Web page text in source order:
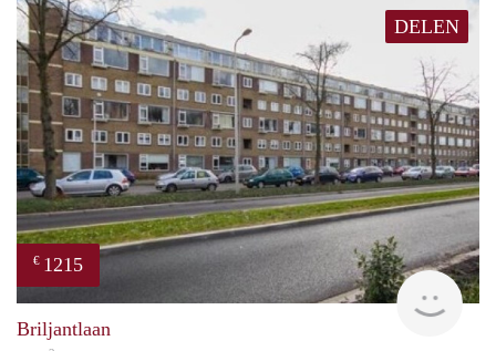
DELEN
€ 1215
Briljantlaan